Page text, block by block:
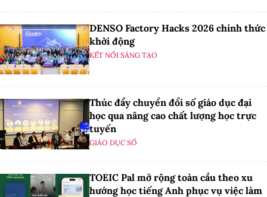
DENSO Factory Hacks 2026 chính thức
khởi động
KẾT NỐI SÁNG TẠO
Thúc đẩy chuyển đổi số giáo dục đại
học qua nâng cao chất lượng học trực
tuyến
GIÁO DỤC SỐ
TOEIC Pal mở rộng toàn cầu theo xu
hướng học tiếng Anh phục vụ việc làm